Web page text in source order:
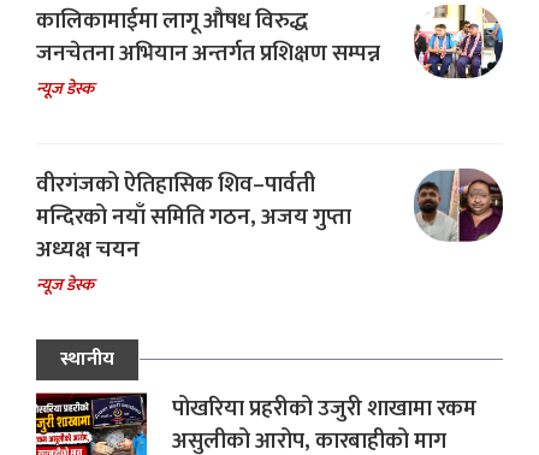
कालिकामाईमा लागू औषध विरुद्ध
जनचेतना अभियान अन्तर्गत प्रशिक्षण सम्पन्न
न्यूज डेस्क
वीरगंजको ऐतिहासिक शिव–पार्वती
मन्दिरको नयाँ समिति गठन, अजय गुप्ता
अध्यक्ष चयन
न्यूज डेस्क
स्थानीय
पोखरिया प्रहरीको उजुरी शाखामा रकम
असुलीको आरोप, कारबाहीको माग